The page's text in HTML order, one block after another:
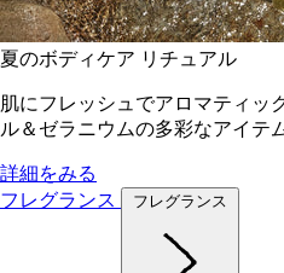
夏のボディケア リチュアル
肌にフレッシュでアロマティッ
ル＆ゼラニウムの多彩なアイテム
詳細をみる
フレグランス
フレグランス